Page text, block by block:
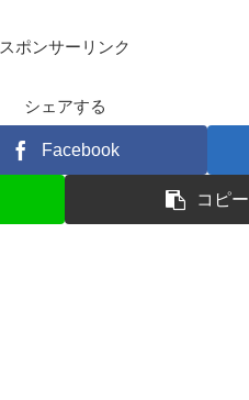
スポンサーリンク
シェアする
Facebook
コピー